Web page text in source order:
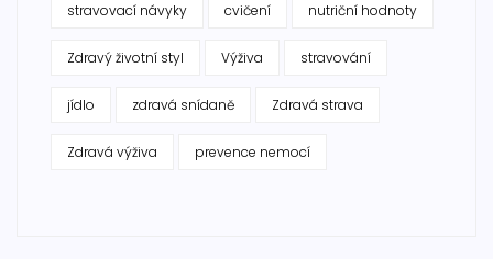
stravovací návyky cvičení nutriční hodnoty
Zdravý životní styl Výživa stravování
jídlo zdravá snídaně Zdravá strava
Zdravá výživa prevence nemocí